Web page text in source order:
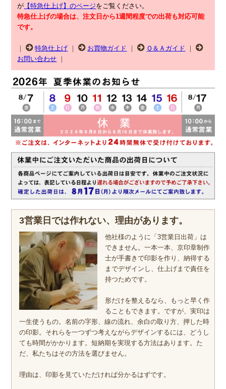
が 【特急仕上げ】のページをご覧ください。
特急仕上げの場合は、注文日から1週間程度での出荷も対応可能
です。
｜ 特急仕上げ ｜ お買物ガイド ｜ Ｑ＆Ａガイド ｜
お問い合わせ ｜
3営業日では作れない、理由があります。
他社様のように「3営業日出荷」は
できません。一本一本、京印章制作
士が手書きで印影を作り、納得する
までデザインし、仕上げまで責任を
持つためです。
形だけを整えるなら、もっと早く作
ることもできます。ですが、実印は
一生使うもの。名前の字形、線の流れ、余白の取り方、押した時
の印影。それらを一つずつ考えながらデザインするには、どうし
ても時間がかかります。短納期を実現する方法はあります。た
だ、私たちはその方法を選びません。
理由は、印影を見ていただければ分かるはずです。